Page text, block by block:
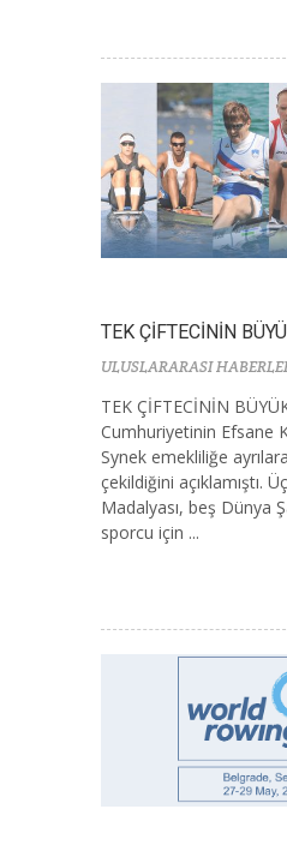
TEK ÇİFTECİNİN
ULUSLARARASI
TEK ÇİFTECİNİN
Cumhuriyetinin Efsane
Synek emekliliğe
çekildiğini açıklamıştı.
Madalyası, beş Dünya
sporcu için ...